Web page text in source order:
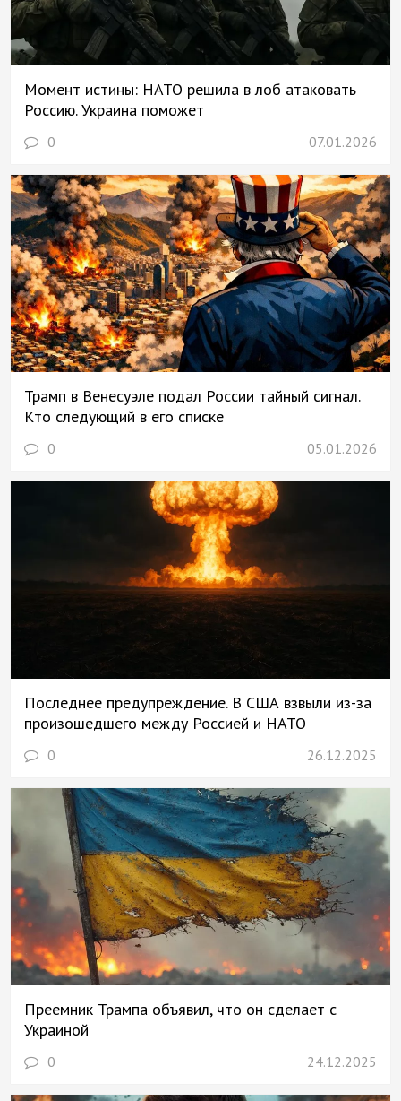
Момент истины: НАТО решила в лоб атаковать
Россию. Украина поможет
0 07.01.2026
Трамп в Венесуэле подал России тайный сигнал.
Кто следующий в его списке
0 05.01.2026
Последнее предупреждение. В США взвыли из-за
произошедшего между Россией и НАТО
0 26.12.2025
Преемник Трампа объявил, что он сделает с
Украиной
0 24.12.2025